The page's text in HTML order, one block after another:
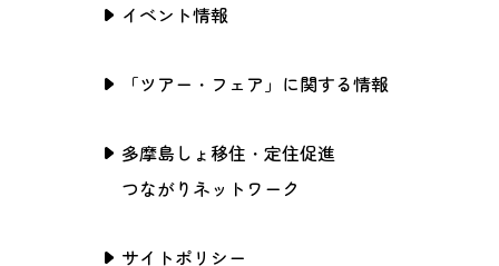
イベント情報
「ツアー・フェア」に関する情報
多摩島しょ移住・定住促進
つながりネットワーク
サイトポリシー